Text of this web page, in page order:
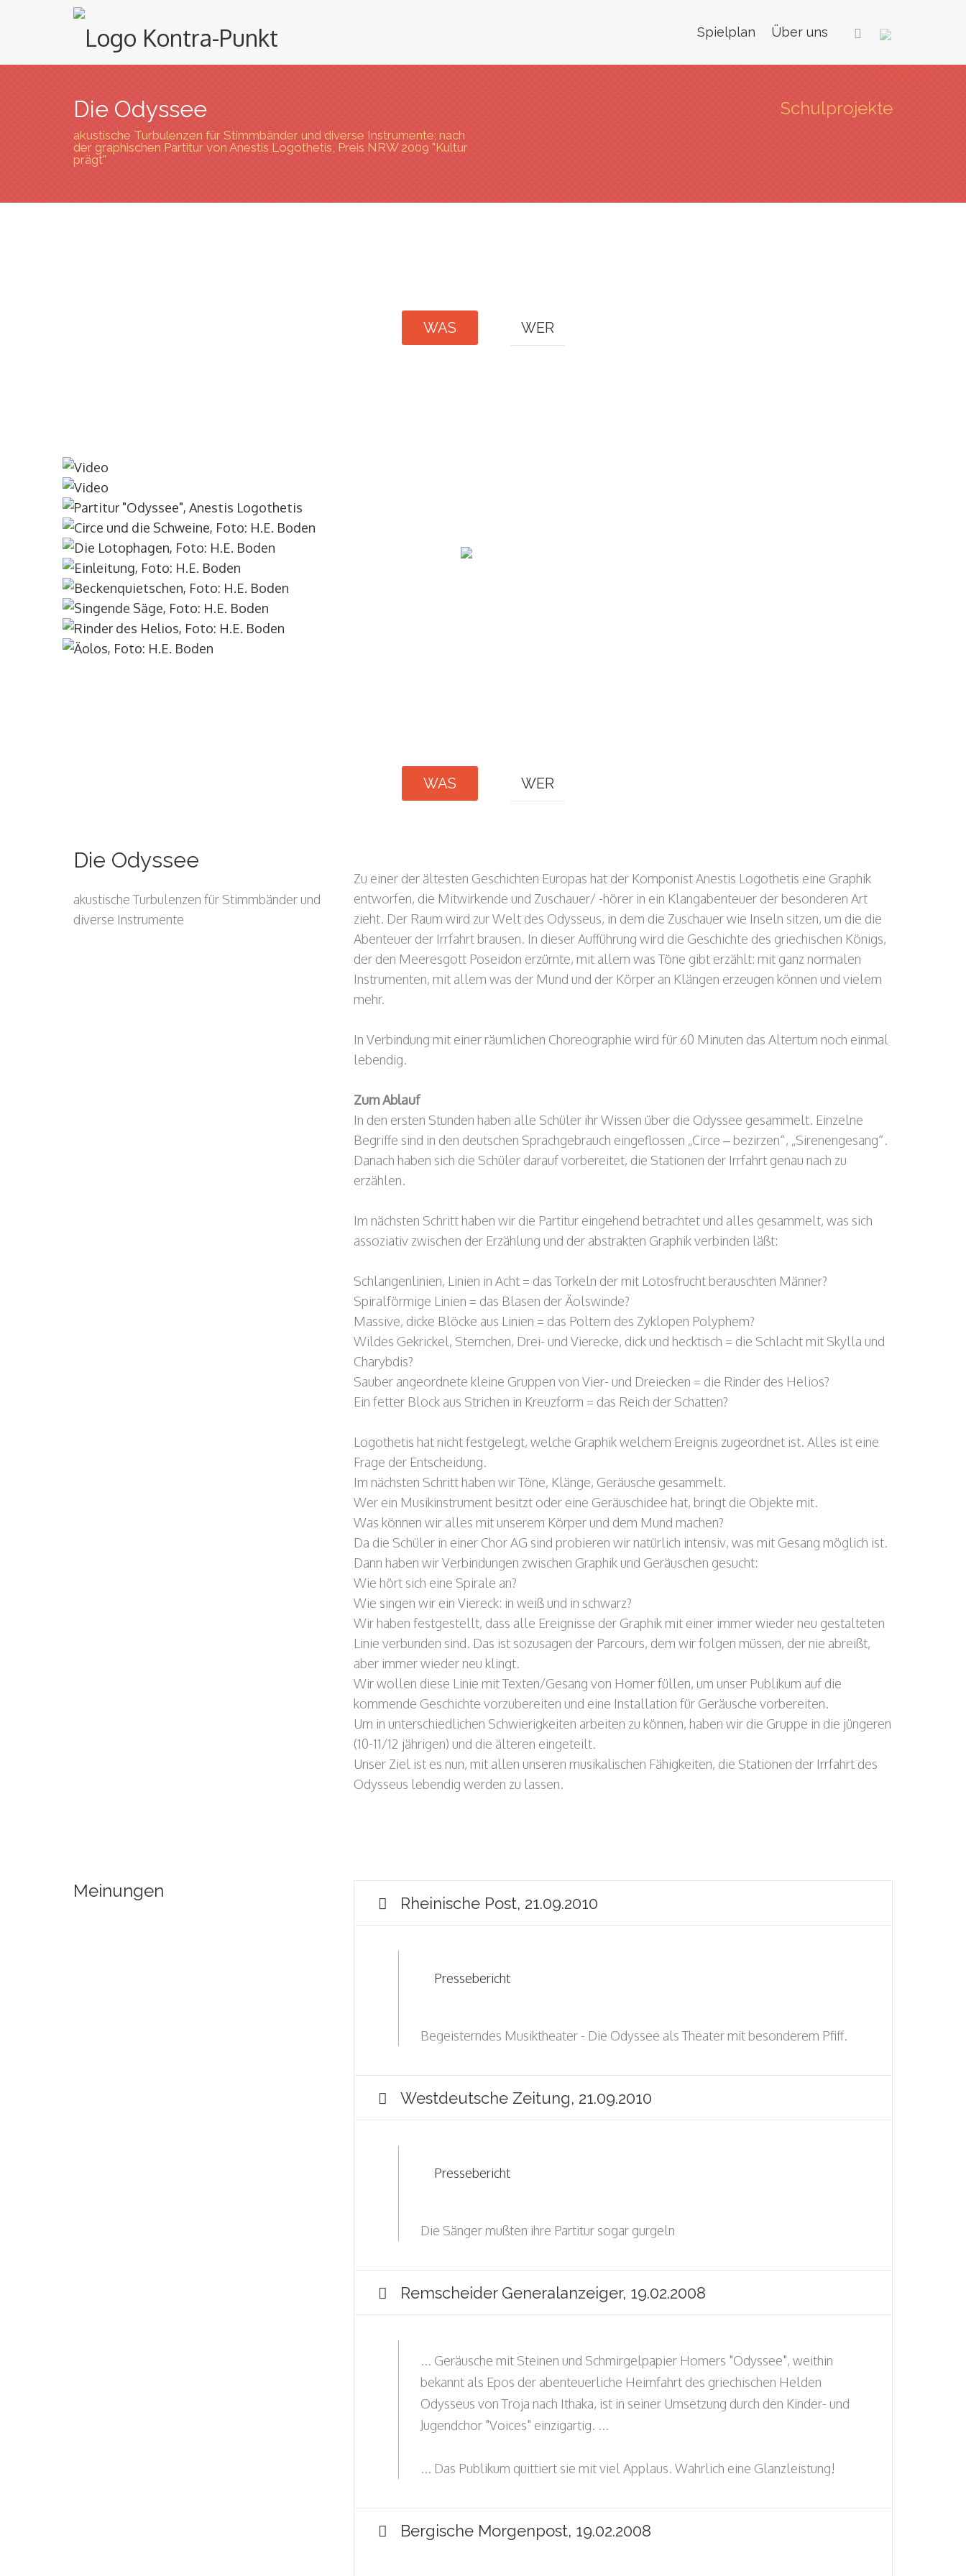
Spielplan Über uns
Die Odyssee
akustische Turbulenzen für Stimmbänder und diverse Instrumente; nach
der graphischen Partitur von Anestis Logothetis, Preis NRW 2009 "Kultur
prägt"
Schulprojekte
WAS WER
WAS WER
Die Odyssee
akustische Turbulenzen für Stimmbänder und
diverse Instrumente
Zu einer der ältesten Geschichten Europas hat der Komponist Anestis Logothetis eine Graphik
entworfen, die Mitwirkende und Zuschauer/ -hörer in ein Klangabenteuer der besonderen Art
zieht. Der Raum wird zur Welt des Odysseus, in dem die Zuschauer wie Inseln sitzen, um die die
Abenteuer der Irrfahrt brausen. In dieser Aufführung wird die Geschichte des griechischen Königs,
der den Meeresgott Poseidon erzürnte, mit allem was Töne gibt erzählt: mit ganz normalen
Instrumenten, mit allem was der Mund und der Körper an Klängen erzeugen können und vielem
mehr.
In Verbindung mit einer räumlichen Choreographie wird für 60 Minuten das Altertum noch einmal
lebendig.
Zum Ablauf
In den ersten Stunden haben alle Schüler ihr Wissen über die Odyssee gesammelt. Einzelne
Begriffe sind in den deutschen Sprachgebrauch eingeflossen „Circe – bezirzen“, „Sirenengesang“.
Danach haben sich die Schüler darauf vorbereitet, die Stationen der Irrfahrt genau nach zu
erzählen.
Im nächsten Schritt haben wir die Partitur eingehend betrachtet und alles gesammelt, was sich
assoziativ zwischen der Erzählung und der abstrakten Graphik verbinden läßt:
Schlangenlinien, Linien in Acht = das Torkeln der mit Lotosfrucht berauschten Männer?
Spiralförmige Linien = das Blasen der Äolswinde?
Massive, dicke Blöcke aus Linien = das Poltern des Zyklopen Polyphem?
Wildes Gekrickel, Sternchen, Drei- und Vierecke, dick und hecktisch = die Schlacht mit Skylla und
Charybdis?
Sauber angeordnete kleine Gruppen von Vier- und Dreiecken = die Rinder des Helios?
Ein fetter Block aus Strichen in Kreuzform = das Reich der Schatten?
Logothetis hat nicht festgelegt, welche Graphik welchem Ereignis zugeordnet ist. Alles ist eine
Frage der Entscheidung.
Im nächsten Schritt haben wir Töne, Klänge, Geräusche gesammelt.
Wer ein Musikinstrument besitzt oder eine Geräuschidee hat, bringt die Objekte mit.
Was können wir alles mit unserem Körper und dem Mund machen?
Da die Schüler in einer Chor AG sind probieren wir natürlich intensiv, was mit Gesang möglich ist.
Dann haben wir Verbindungen zwischen Graphik und Geräuschen gesucht:
Wie hört sich eine Spirale an?
Wie singen wir ein Viereck: in weiß und in schwarz?
Wir haben festgestellt, dass alle Ereignisse der Graphik mit einer immer wieder neu gestalteten
Linie verbunden sind. Das ist sozusagen der Parcours, dem wir folgen müssen, der nie abreißt,
aber immer wieder neu klingt.
Wir wollen diese Linie mit Texten/Gesang von Homer füllen, um unser Publikum auf die
kommende Geschichte vorzubereiten und eine Installation für Geräusche vorbereiten.
Um in unterschiedlichen Schwierigkeiten arbeiten zu können, haben wir die Gruppe in die jüngeren
(10-11/12 jährigen) und die älteren eingeteilt.
Unser Ziel ist es nun, mit allen unseren musikalischen Fähigkeiten, die Stationen der Irrfahrt des
Odysseus lebendig werden zu lassen.
Meinungen
Rheinische Post, 21.09.2010
Pressebericht
Begeisterndes Musiktheater - Die Odyssee als Theater mit besonderem Pfiff.
Westdeutsche Zeitung, 21.09.2010
Pressebericht
Die Sänger mußten ihre Partitur sogar gurgeln
Remscheider Generalanzeiger, 19.02.2008
... Geräusche mit Steinen und Schmirgelpapier Homers "Odyssee", weithin
bekannt als Epos der abenteuerliche Heimfahrt des griechischen Helden
Odysseus von Troja nach Ithaka, ist in seiner Umsetzung durch den Kinder- und
Jugendchor "Voices" einzigartig. ...
... Das Publikum quittiert sie mit viel Applaus. Wahrlich eine Glanzleistung!
Bergische Morgenpost, 19.02.2008